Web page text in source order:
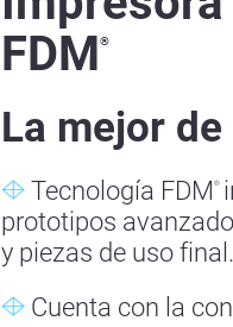
FDM®
La mejor
Tecnología FDM®
prototipos
y piezas de uso final.
Cuenta con la